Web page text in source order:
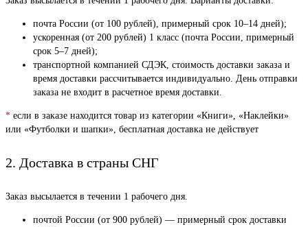
почта России (от 100 рублей), примерный срок 10–14 дней);
ускоренная (от 200 рублей) 1 класс (почта России, примерный
срок 5–7 дней);
транспортной компанией СДЭК, стоимость доставки заказа и
время доставки рассчитывается индивидуально. День отправки
заказа не входит в расчетное время доставки.
* если в заказе находится товар из категории «Книги», «Наклейки»
или «Футболки и шапки», бесплатная доставка не действует
2. Доставка в страны СНГ
Заказ высылается в течении 1 рабочего дня.
почтой России (от 900 рублей) — примерный срок доставки